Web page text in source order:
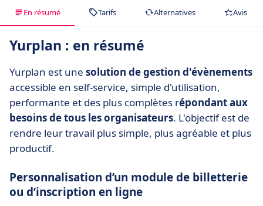
En résumé Tarifs Alternatives Avis
Yurplan : en résumé
Yurplan est une solution de gestion d'évènements
accessible en self-service, simple d'utilisation,
performante et des plus complètes répondant aux
besoins de tous les organisateurs. L'objectif est de
rendre leur travail plus simple, plus agréable et plus
productif.
Personnalisation d’un module de billetterie
ou d’inscription en ligne